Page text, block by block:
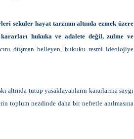
seküler hayat tarzının altında ezmek üzere
hukuka ve adalete değil, zulme ve
düşman belleyen, hukuku resmi ideolojiye
tutup yasaklayanların kararlarına saygı
toplum nezdinde daha bir nefretle anılmasına